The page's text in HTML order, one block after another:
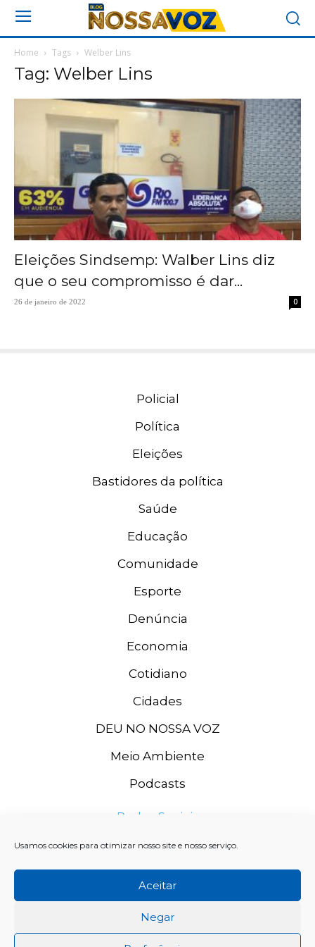
Usamos cookies para otimizar nosso site e nosso serviço.
Aceitar
Negar
Home Tags Welber Lins
Tag: Welber Lins
Eleições Sindsemp: Walber Lins diz
que o seu compromisso é dar...
26 de janeiro de 2022 0
Policial
Política
Eleições
Bastidores da política
Saúde
Educação
Comunidade
Esporte
Denúncia
Economia
Cotidiano
Cidades
DEU NO NOSSA VOZ
Meio Ambiente
Podcasts
Redes Sociais